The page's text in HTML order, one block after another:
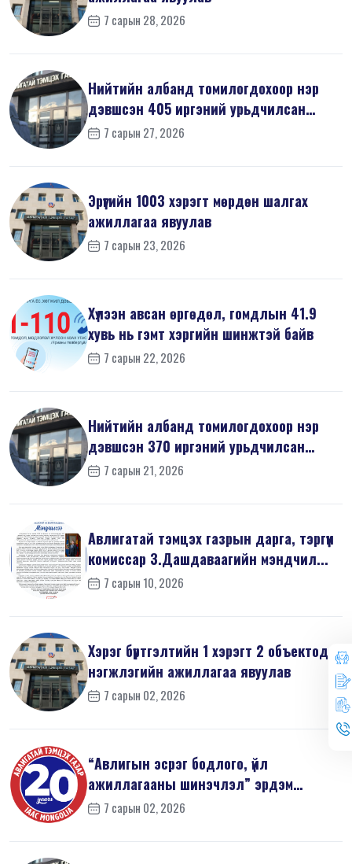
7 сарын 28, 2026
Нийтийн албанд томилогдохоор нэр
дэвшсэн 405 иргэний урьдчилсан
мэдүүл...
7 сарын 27, 2026
Эрүүгийн 1003 хэрэгт мөрдөн шалгах
ажиллагаа явуулав
7 сарын 23, 2026
Хүлээн авсан өргөдөл, гомдлын 41.9
хувь нь гэмт хэргийн шинжтэй байв
7 сарын 22, 2026
Нийтийн албанд томилогдохоор нэр
дэвшсэн 370 иргэний урьдчилсан
мэдүүл...
7 сарын 21, 2026
Авлигатай тэмцэх газрын дарга, тэргүүн
комиссар З.Дашдаваагийн мэндчил...
7 сарын 10, 2026
Хэрэг бүртгэлтийн 1 хэрэгт 2 объектод
нэгжлэгийн ажиллагаа явуулав
7 сарын 02, 2026
“Авлигын эсрэг бодлого, үйл
ажиллагааны шинэчлэл” эрдэм
шинжилгээний б...
7 сарын 02, 2026